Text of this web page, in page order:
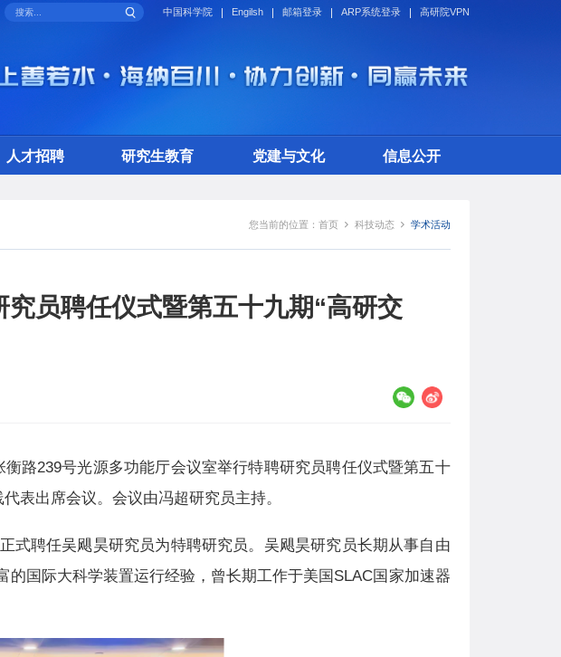
中国科学院 Engilsh 邮箱登录 ARP系统登录 高研院VPN
人才招聘 研究生教育 党建与文化 信息公开
您当前的位置： 首页 科技动态 学术活动
员聘任仪式暨第五十九期“高研交
路239号光源多功能厅会议室举行特聘研究员聘任仪式暨第五十
表出席会议。会议由冯超研究员主持。
式聘任吴飓昊研究员为特聘研究员。吴飓昊研究员长期从事自由
国际大科学装置运行经验，曾长期工作于美国SLAC国家加速器